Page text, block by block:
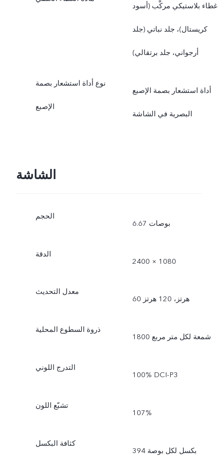
غطاء بلاستيكي مركَّب (أسود
كريستال)، جلد نباتي (جلد
أرجواني، جلد برتقالي)
نوع أداة استشعار بصمة
الإصبع
أداة استشعار بصمة الإصبع
البصرية في الشاشة
الشاشة
الحجم
6.67 بوصات
الدقة
2400 × 1080
معدل التحديث
60 هرتز، 120 هرتز
ذروة السطوع المحلية
1800 شمعة لكل متر مربع
التدرج اللوني
100% DCI-P3
تشبّع اللون
107%
كثافة البكسل
394 بكسل لكل بوصة